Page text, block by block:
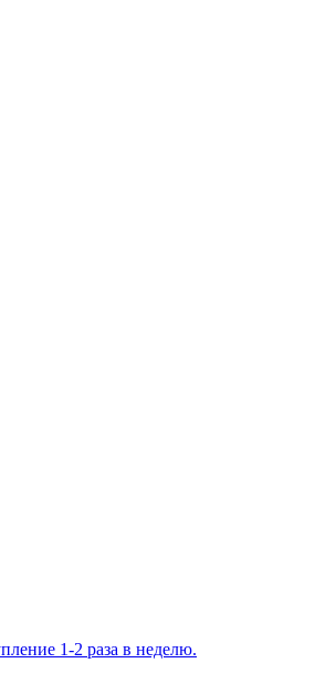
1-2 раза в неделю.